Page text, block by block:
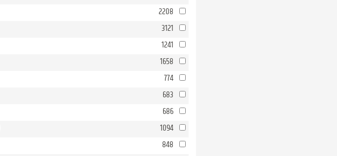
2208
3121
1241
1658
774
683
686
1094
848